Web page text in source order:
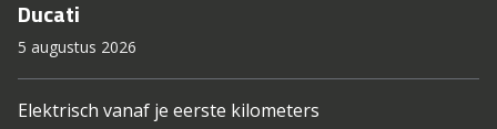
Ducati
5 augustus 2026
Elektrisch vanaf je eerste kilometers